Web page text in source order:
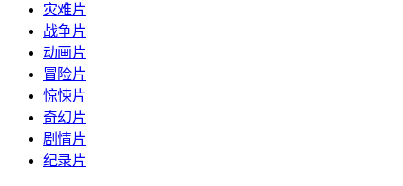
灾难片
战争片
动画片
冒险片
惊悚片
奇幻片
剧情片
纪录片